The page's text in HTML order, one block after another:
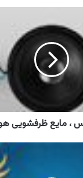
، مایع ظرفشویی